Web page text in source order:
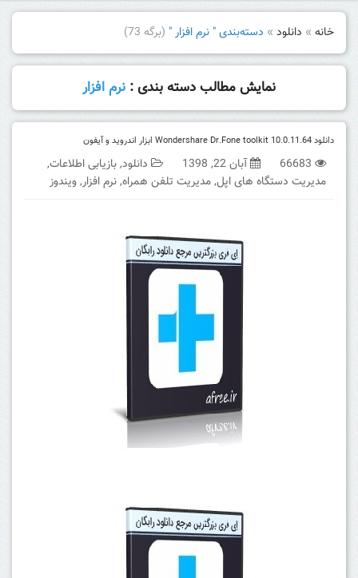
خانه » دانلود » دسته‌بندی " نرم افزار " (برگه 73)
نمایش مطالب دسته بندی : نرم افزار
دانلود Wondershare Dr.Fone toolkit 10.0.11.64 ابزار اندروید و آیفون
66683 آبان 22, 1398 دانلود,بازیابی اطلاعات,
مدیریت دستگاه های اپل,مدیریت تلفن همراه,نرم افزار,ویندوز